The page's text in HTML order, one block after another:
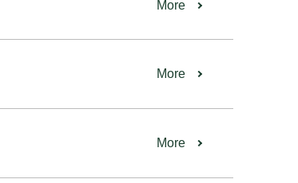
More
More
More